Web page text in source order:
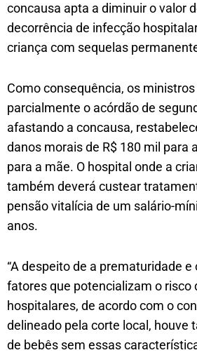
concausa apta a diminuir o valor
decorrência de infecção
criança com sequelas
Como consequência, os
parcialmente o acórdão de
afastando a concausa,
danos morais de R$ 180 mil para
para a mãe. O hospital onde a
também deverá custear
pensão vitalícia de um salário-
anos.
“A despeito de a prematuridade
fatores que potencializam o risco
hospitalares, de acordo com o
delineado pela corte local, houve
de bebês sem essas